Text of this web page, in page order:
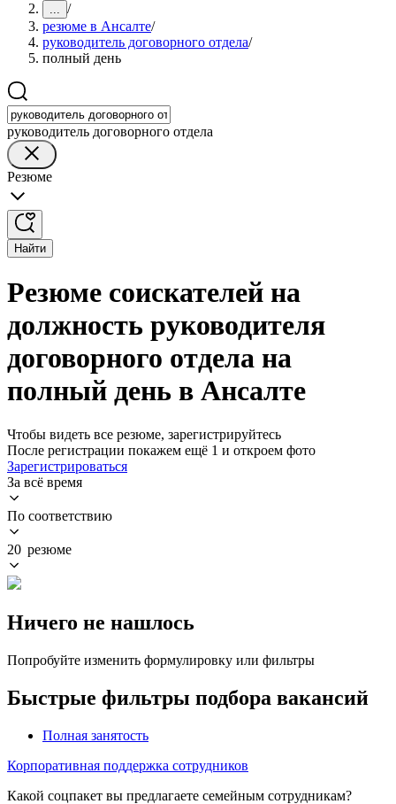
... /
резюме в Ансалте/
руководитель договорного отдела/
полный день
руководитель договорного отдела
Резюме
Найти
Резюме соискателей на
должность руководителя
договорного отдела на
полный день в Ансалте
Чтобы видеть все резюме, зарегистрируйтесь
После регистрации покажем ещё 1 и откроем фото
Зарегистрироваться
За всё время
По соответствию
20 резюме
Ничего не нашлось
Попробуйте изменить формулировку или фильтры
Быстрые фильтры подбора вакансий
Полная занятость
Корпоративная поддержка сотрудников
Какой соцпакет вы предлагаете семейным сотрудникам?